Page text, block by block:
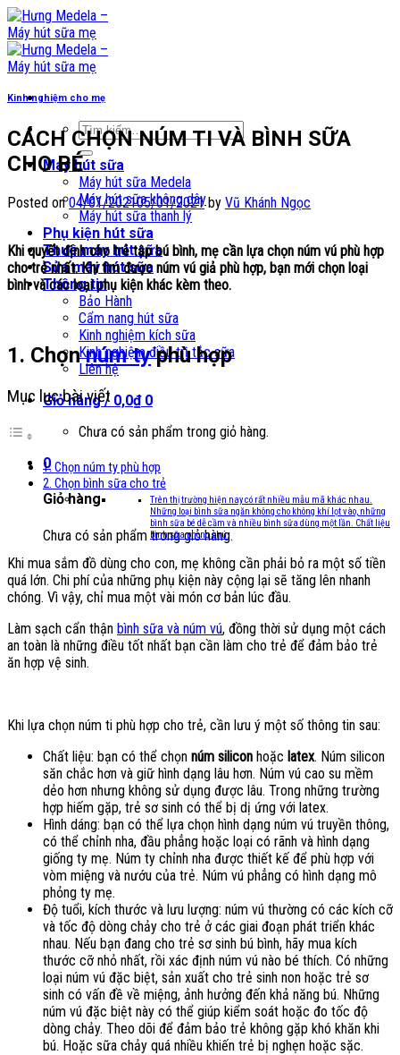
Skip
to
content
Tìm
kiếm:
Máy hút sữa
Máy hút sữa Medela
Máy hút sữa không dây
Máy hút sữa thanh lý
Phụ kiện hút sữa
Thuê máy hút sữa
Sửa máy hút sữa
Thông tin
Bảo Hành
Cẩm nang hút sữa
Kinh nghiệm kích sữa
Kinh nghiệm điều trị tắc sữa
Liên hệ
Giỏ hàng / 0,0₫ 0
Chưa có sản phẩm trong giỏ hàng.
0
Giỏ hàng
Chưa có sản phẩm trong giỏ hàng.
Kinh nghiệm cho mẹ
CÁCH CHỌN NÚM TI VÀ BÌNH SỮA
CHO BÉ
Posted on04/01/202105/01/2021by Vũ Khánh Ngọc
Khi quyết định cho trẻ tập bú bình, mẹ cần lựa chọn núm vú phù hợp
cho trẻ nhất. Khi tìm được núm vú giả phù hợp, bạn mới chọn loại
bình và các loại phụ kiện khác kèm theo.
1. Chọnnúm typhù hợp
Mục lục bài viết
1. Chọn núm ty phù hợp
2. Chọn bình sữa cho trẻ
Trên thị trường hiện nay có rất nhiều mẫu mã khác nhau.
Những loại bình sữa ngăn không cho không khí lọt vào, những
bình sữa bé dễ cầm và nhiều bình sữa dùng một lần. Chất liệu
bình sữa phong phú:
Khi mua sắm đồ dùng cho con, mẹ không cần phải bỏ ra một số tiền
quá lớn. Chi phí của những phụ kiện này cộng lại sẽ tăng lên nhanh
chóng. Vì vậy, chỉ mua một vài món cơ bản lúc đầu.
Làm sạch cẩn thận bình sữa và núm vú, đồng thời sử dụng một cách
an toàn là những điều tốt nhất bạn cần làm cho trẻ để đảm bảo trẻ
ăn hợp vệ sinh.
Khi lựa chọn núm ti phù hợp cho trẻ, cần lưu ý một số thông tin sau:
Chất liệu: bạn có thể chọn núm silicon hoặc latex. Núm silicon
săn chắc hơn và giữ hình dạng lâu hơn. Núm vú cao su mềm
dẻo hơn nhưng không sử dụng được lâu. Trong những trường
hợp hiếm gặp, trẻ sơ sinh có thể bị dị ứng với latex.
Hình dáng: bạn có thể lựa chọn hình dạng núm vú truyền thông,
có thể chỉnh nha, đầu phẳng hoặc loại có rãnh và hình dạng
giống ty mẹ. Núm ty chỉnh nha được thiết kế để phù hợp với
vòm miệng và nướu của trẻ. Núm vú phẳng có hình dạng mô
phỏng ty mẹ.
Độ tuổi, kích thước và lưu lượng: núm vú thường có các kích cỡ
và tốc độ dòng chảy cho trẻ ở các giai đoạn phát triển khác
nhau. Nếu bạn đang cho trẻ sơ sinh bú bình, hãy mua kích
thước cỡ nhỏ nhất, rồi xác định núm vú nào bé thích. Có những
loại núm vú đặc biệt, sản xuất cho trẻ sinh non hoặc trẻ sơ
sinh có vấn đề về miệng, ảnh hưởng đến khả năng bú. Những
núm vú đặc biệt này có thể giúp kiểm soát hoặc đo tốc độ
dòng chảy. Theo dõi để đảm bảo trẻ không gặp khó khăn khi
bú. Hoặc sữa chảy quá nhiều khiến trẻ bị nghẹn hoặc sặc.